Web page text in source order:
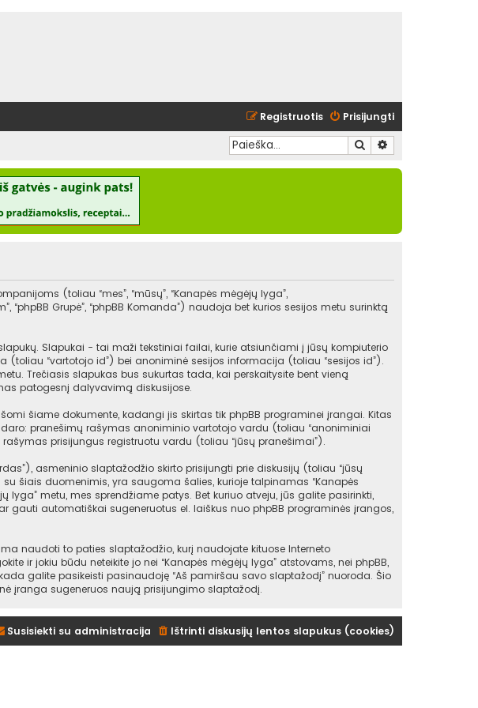
Prisijungti
Registruotis
Ieškoti
(toliau “mes”, “mūsų”, “Kanapės mėgėjų lyga”,
“phpBB Grupė”, “phpBB Komanda”) naudoja bet kurios sesijos metu surinktą
Slapukai - tai maži tekstiniai failai, kurie atsiunčiami į jūsų kompiuterio
“vartotojo id”) bei anoniminė sesijos informacija (toliau “sesijos id”).
Trečiasis slapukas bus sukurtas tada, kai perskaitysite bent vieną
patogesnį dalyvavimą diskusijose.
šiame dokumente, kadangi jis skirtas tik phpBB programinei įrangai. Kitas
pranešimų rašymas anoniminio vartotojo vardu (toliau “anoniminiai
prisijungus registruotu vardu (toliau “jūsų pranešimai”).
asmeninio slaptažodžio skirto prisijungti prie diskusijų (toliau “jūsų
šiais duomenimis, yra saugoma šalies, kurioje talpinamas “Kanapės
lyga” metu, mes sprendžiame patys. Bet kuriuo atveju, jūs galite pasirinkti,
gauti automatiškai sugeneruotus el. laiškus nuo phpBB programinės įrangos,
naudoti to paties slaptažodžio, kurį naudojate kituose Interneto
ir jokiu būdu neteikite jo nei “Kanapės mėgėjų lyga” atstovams, nei phpBB,
galite pasikeisti pasinaudoję “Aš pamiršau savo slaptažodį” nuoroda. Šio
įranga sugeneruos naują prisijungimo slaptažodį.
Ištrinti diskusijų lentos slapukus (cookies)
Susisiekti su administracija